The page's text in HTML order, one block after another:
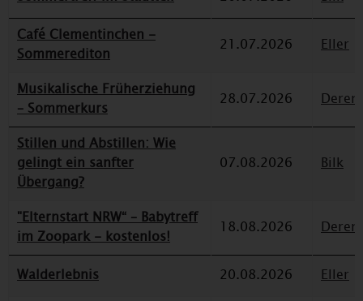
Café Clementinchen -
Sommerediton
21.07.2026 Eller
Musikalische Früherziehung
– Sommerkurs
28.07.2026
Stillen und Abstillen: Wie
gelingt ein sanfter
Übergang?
07.08.2026 Bilk
"Elternstart NRW“ – Babytreff
im Zoopark - kostenlos!
18.08.2026
Walderlebnis 20.08.2026
Eller